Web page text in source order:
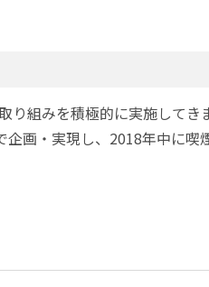
組みを積極的に実施して
画・実現し、2018年中に喫